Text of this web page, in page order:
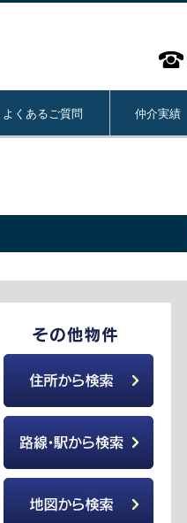
よくあるご質問 仲介実績